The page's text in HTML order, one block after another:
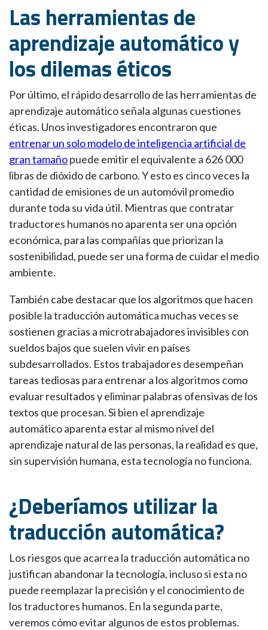
Las herramientas de
aprendizaje automático y
los dilemas éticos
Por último, el rápido desarrollo de las herramientas de
aprendizaje automático señala algunas cuestiones
éticas. Unos investigadores encontraron que
entrenar un solo modelo de inteligencia artificial de
gran tamañopuede emitir el equivalente a 626 000
libras de dióxido de carbono. Y esto es cinco veces la
cantidad de emisiones de un automóvil promedio
durante toda su vida útil. Mientras que contratar
traductores humanos no aparenta ser una opción
económica, para las compañías que priorizan la
sostenibilidad, puede ser una forma de cuidar el medio
ambiente.
También cabe destacar que los algoritmos que hacen
posible la traducción automática muchas veces se
sostienen gracias a microtrabajadores invisibles con
sueldos bajos que suelen vivir en países
subdesarrollados. Estos trabajadores desempeñan
tareas tediosas para entrenar a los algoritmos como
evaluar resultados y eliminar palabras ofensivas de los
textos que procesan. Si bien el aprendizaje
automático aparenta estar al mismo nivel del
aprendizaje natural de las personas, la realidad es que,
sin supervisión humana, esta tecnología no funciona.
¿Deberíamos utilizar la
traducción automática?
Los riesgos que acarrea la traducción automática no
justifican abandonar la tecnología, incluso si esta no
puede reemplazar la precisión y el conocimiento de
los traductores humanos. En la segunda parte,
veremos cómo evitar algunos de estos problemas.